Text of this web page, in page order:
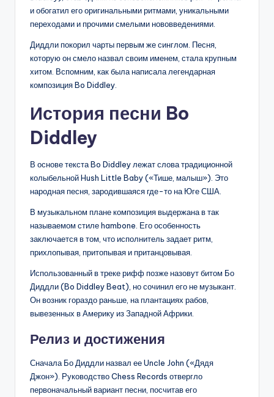
и обогатил его оригинальными ритмами, уникальными
переходами и прочими смелыми нововведениями.
Диддли покорил чарты первым же синглом. Песня,
которую он смело назвал своим именем, стала крупным
хитом. Вспомним, как была написала легендарная
композиция Bo Diddley.
История песни Bo
Diddley
В основе текста Bo Diddley лежат слова традиционной
колыбельной Hush Little Baby («Тише, малыш»). Это
народная песня, зародившаяся где-то на Юге США.
В музыкальном плане композиция выдержана в так
называемом стиле hambone. Его особенность
заключается в том, что исполнитель задает ритм,
прихлопывая, притопывая и пританцовывая.
Использованный в треке рифф позже назовут битом Бо
Диддли (Bo Diddley Beat), но сочинил его не музыкант.
Он возник гораздо раньше, на плантациях рабов,
вывезенных в Америку из Западной Африки.
Релиз и достижения
Сначала Бо Диддли назвал ее Uncle John («Дядя
Джон»). Руководство Chess Records отвергло
первоначальный вариант песни, посчитав его